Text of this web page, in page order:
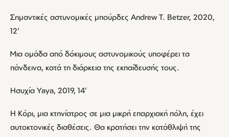
Σημαντικές αστυνομικές μπούρδες Andrew T. Betzer, 2020,
12’
Μια ομάδα από δόκιμους αστυνομικούς υποφέρει τα
πάνδεινα, κατά τη διάρκεια της εκπαίδευσής τους.
Ησυχία Yaya, 2019, 14’
Η Κόρι, μια κτηνίατρος σε μια μικρή επαρχιακή πόλη, έχει
αυτοκτονικές διαθέσεις. Θα κρατήσει την κατάθλιψή της